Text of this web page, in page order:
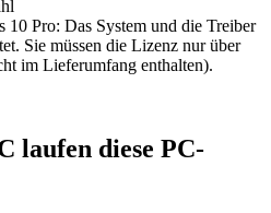
10 Pro: Das System und die Treiber
Sie müssen die Lizenz nur über
im Lieferumfang enthalten).
laufen diese PC-